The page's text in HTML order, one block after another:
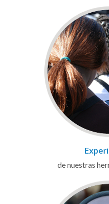
de nuestras